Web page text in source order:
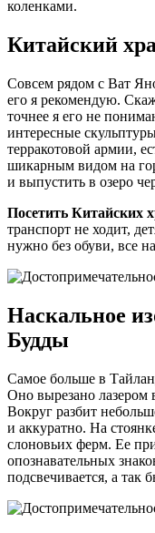
коленками.
Китайский
Совсем рядом с Ват
его я рекомендую.
точнее я его не
интересные
терракотовой армии,
шикарным видом на
и выпустить в озеро
Посетить Китайских
транспорт не ходит,
нужно без обуви, все
Наскальное
Будды
Самое больше в
Оно вырезано лазером
Вокруг разбит
и аккуратно. На
слоновьих ферм. Ее
опознавательных
подсвечивается, а так